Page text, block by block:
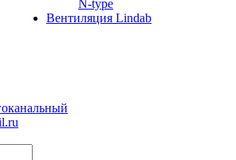
N-type
Вентиляция Lindab